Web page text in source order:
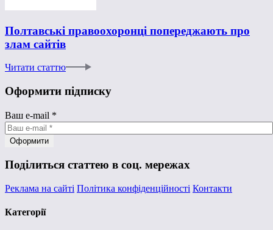
Полтавські правоохоронці попереджають про
злам сайтів
Читати статтю
Оформити підписку
Ваш e-mail *
Поділиться статтею в соц. мережах
Реклама на сайті Політика конфіденційності Контакти
Категорії